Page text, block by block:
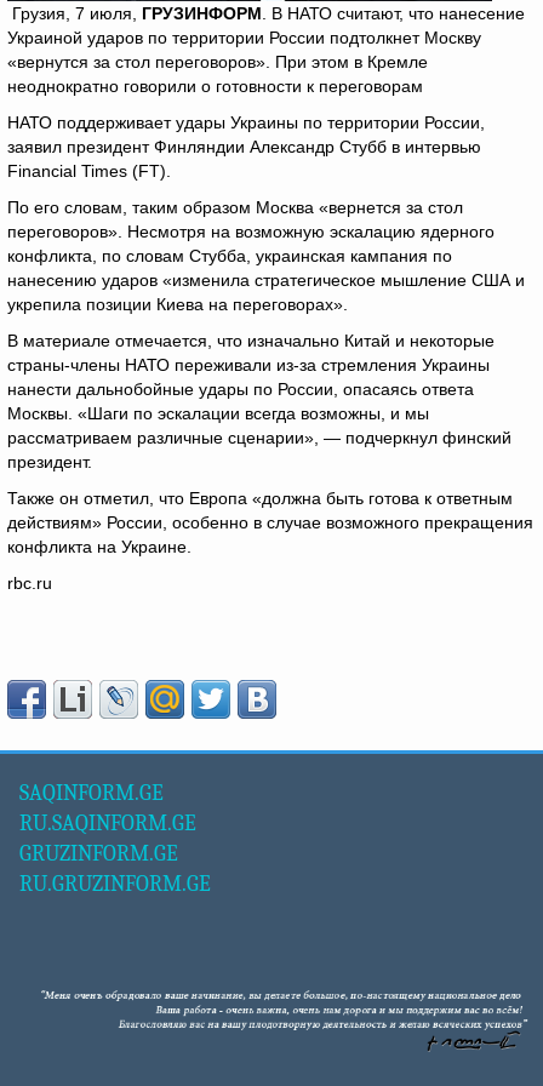
Грузия, 7 июля, ГРУЗИНФОРМ . В НАТО считают, что нанесение
Украиной ударов по территории России подтолкнет Москву
«вернутся за стол переговоров». При этом в Кремле
неоднократно говорили о готовности к переговорам
НАТО поддерживает удары Украины по территории России,
заявил президент Финляндии Александр Стубб в интервью
Financial Times (FT).
По его словам, таким образом Москва «вернется за стол
переговоров». Несмотря на возможную эскалацию ядерного
конфликта, по словам Стубба, украинская кампания по
нанесению ударов «изменила стратегическое мышление США и
укрепила позиции Киева на переговорах».
В материале отмечается, что изначально Китай и некоторые
страны-члены НАТО переживали из-за стремления Украины
нанести дальнобойные удары по России, опасаясь ответа
Москвы. «Шаги по эскалации всегда возможны, и мы
рассматриваем различные сценарии», — подчеркнул финский
президент.
Также он отметил, что Европа «должна быть готова к ответным
действиям» России, особенно в случае возможного прекращения
конфликта на Украине.
rbc.ru
SAQINFORM.GE
RU.SAQINFORM.GE
GRUZINFORM.GE
RU.GRUZINFORM.GE